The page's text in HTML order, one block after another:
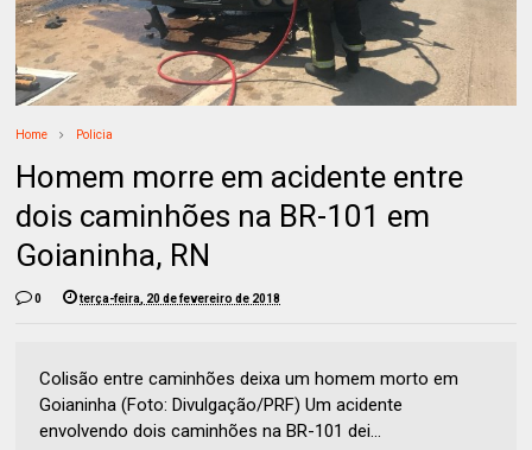
Home Policia
Homem morre em acidente entre
dois caminhões na BR-101 em
Goianinha, RN
0 terça-feira, 20 de fevereiro de 2018
Colisão entre caminhões deixa um homem morto em
Goianinha (Foto: Divulgação/PRF) Um acidente
envolvendo dois caminhões na BR-101 dei...